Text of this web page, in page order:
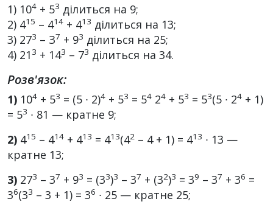
1) 104 + 53 ділиться на 9;
2) 415 – 414 + 413 ділиться на 13;
3) 273 – З7 + 93 ділиться на 25;
4) 21 3 + 143 – 73 ділиться на 34.
Розв'язок:
1) 104 + 53 = (5 ∙ 2)4 + 53 = 54 24 + 53 = 53(5 ∙ 24 + 1)
= 53 ∙ 81 — кратне 9;
2) 415 – 414 + 413 = 413(42 – 4 + 1) = 413 ∙ 13 —
кратне 13;
3) 273 – 37 + 93 = (33)3 – 37 + (32)3 = 39 – 37 + 36 =
36(33 – 3 + 1) = 36 ∙ 25 — кратне 25;